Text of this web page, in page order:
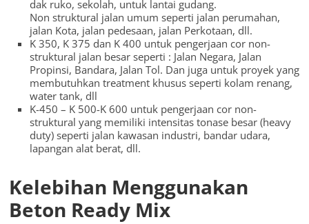
dak ruko, sekolah, untuk lantai gudang.
Non struktural jalan umum seperti jalan perumahan,
jalan Kota, jalan pedesaan, jalan Perkotaan, dll.
K 350, K 375 dan K 400 untuk pengerjaan cor non-
struktural jalan besar seperti : Jalan Negara, Jalan
Propinsi, Bandara, Jalan Tol. Dan juga untuk proyek yang
membutuhkan treatment khusus seperti kolam renang,
water tank, dll
K-450 – K 500-K 600 untuk pengerjaan cor non-
struktural yang memiliki intensitas tonase besar (heavy
duty) seperti jalan kawasan industri, bandar udara,
lapangan alat berat, dll.
Kelebihan Menggunakan
Beton Ready Mix